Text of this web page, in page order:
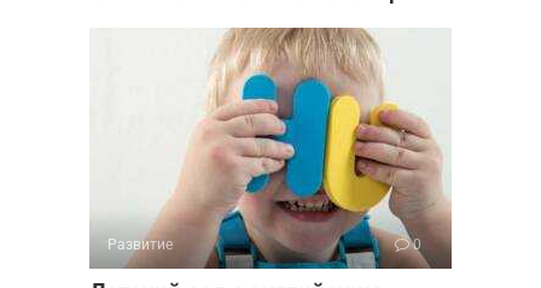
Развитие 0